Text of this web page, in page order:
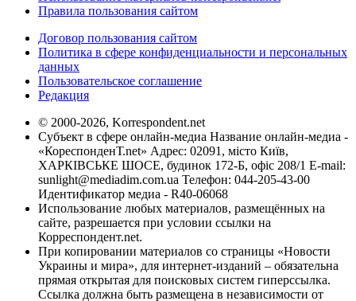
Правила пользования сайтом
Договор пользования сайтом
Политика в сфере конфиденциальности и персональных
данных
Пользовательское соглашение
Редакция
© 2000-2026, Korrespondent.net
Субъект в сфере онлайн-медиа Название онлайн-медиа -
«КореспонденТ.net» Адрес: 02091, місто Київ,
ХАРКІВСЬКЕ ШОСЕ, будинок 172-Б, офіс 208/1 E-mail:
sunlight@mediadim.com.ua Телефон: 044-205-43-00
Идентификатор медиа - R40-06068
Использование любых материалов, размещённых на
сайте, разрешается при условии ссылки на
Корреспондент.net.
При копировании материалов со страницы «Новости
Украины и мира», для интернет-изданий – обязательна
прямая открытая для поисковых систем гиперссылка.
Ссылка должна быть размещена в независимости от